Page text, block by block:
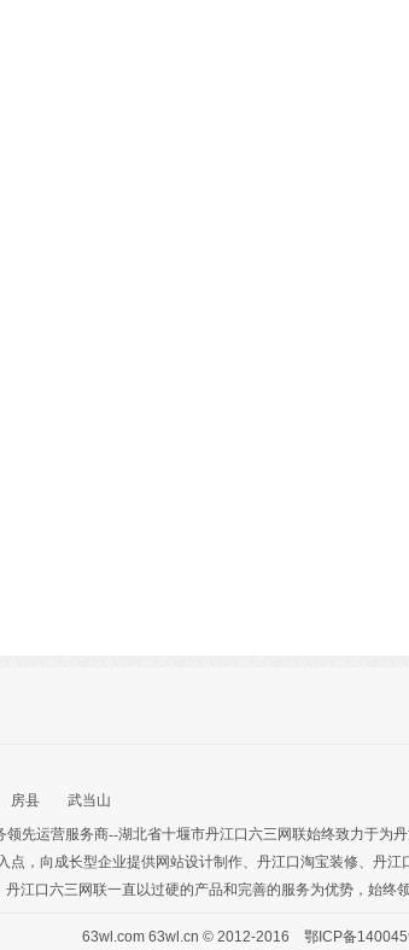
房县
武当山
领先运营服务商--湖北省十堰市丹江口六三网联始终致力于为
点，向成长型企业提供网站设计制作、 丹江口淘宝装修、 丹江
江口六三网联一直以过硬的产品和完善的服务为优势，始终
63wl.com 63wl.cn © 2012-2016 鄂ICP备